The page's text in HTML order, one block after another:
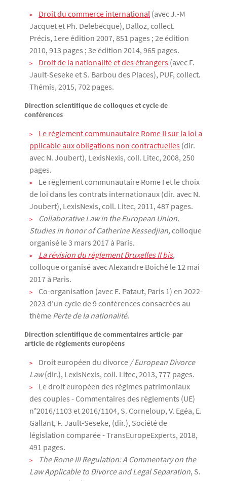
Droit du commerce international (avec J.-M
Jacquet et Ph. Delebecque), Dalloz, collect.
Précis, 1ere édition 2007, 851 pages ; 2e édition
2010, 913 pages ; 3e édition 2014, 965 pages.
Droit de la nationalité et des étrangers (avec F.
Jault-Seseke et S. Barbou des Places), PUF, collect.
Thémis, 2015, 702 pages.
Direction scientifique de colloques et cycle de
conférences
Le règlement communautaire Rome II sur la loi a
pplicable aux obligations non contractuelles (dir.
avec N. Joubert), LexisNexis, coll. Litec, 2008, 250
pages.
Le règlement communautaire Rome I et le choix
de loi dans les contrats internationaux (dir. avec N.
Joubert), LexisNexis, coll. Litec, 2011, 487 pages.
Collaborative Law in the European Union.
Studies in honor of Catherine Kessedjian,colloque
organisé le 3 mars 2017 à Paris.
La révision du règlement Bruxelles II bis,
colloque organisé avec Alexandre Boiché le 12 mai
2017 à Paris.
Co-organisation (avec E. Pataut, Paris 1) en 2022-
2023 d'un cycle de 9 conférences consacrées au
thème Perte de la nationalité.
Direction scientifique de commentaires article-par
article de règlements européens
Droit européen du divorce / European Divorce
Law(dir.), LexisNexis, coll. Litec, 2013, 777 pages.
Le droit européen des régimes patrimoniaux
des couples - Commentaires des règlements (UE)
n°2016/1103 et 2016/1104, S. Corneloup, V. Egéa, E.
Gallant, F. Jault-Seseke, (dir.), Société de
législation comparée - TransEuropeExperts, 2018,
491 pages.
The Rome III Regulation: A Commentary on the
Law Applicable to Divorce and Legal Separation, S.